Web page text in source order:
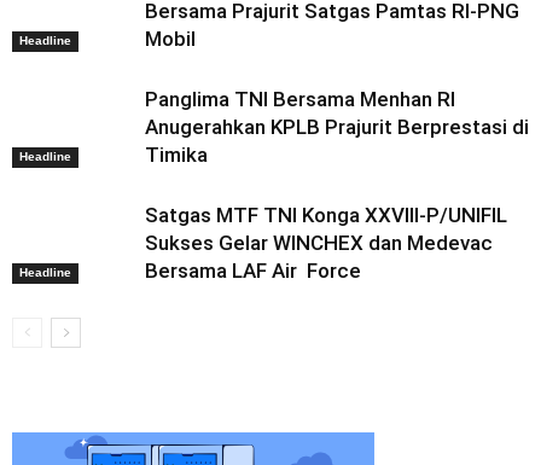
Headline
Bersama Prajurit Satgas Pamtas RI-PNG
Mobil
Headline
Panglima TNI Bersama Menhan RI
Anugerahkan KPLB Prajurit Berprestasi di
Timika
Headline
Satgas MTF TNI Konga XXVIII-P/UNIFIL
Sukses Gelar WINCHEX dan Medevac
Bersama LAF Air Force